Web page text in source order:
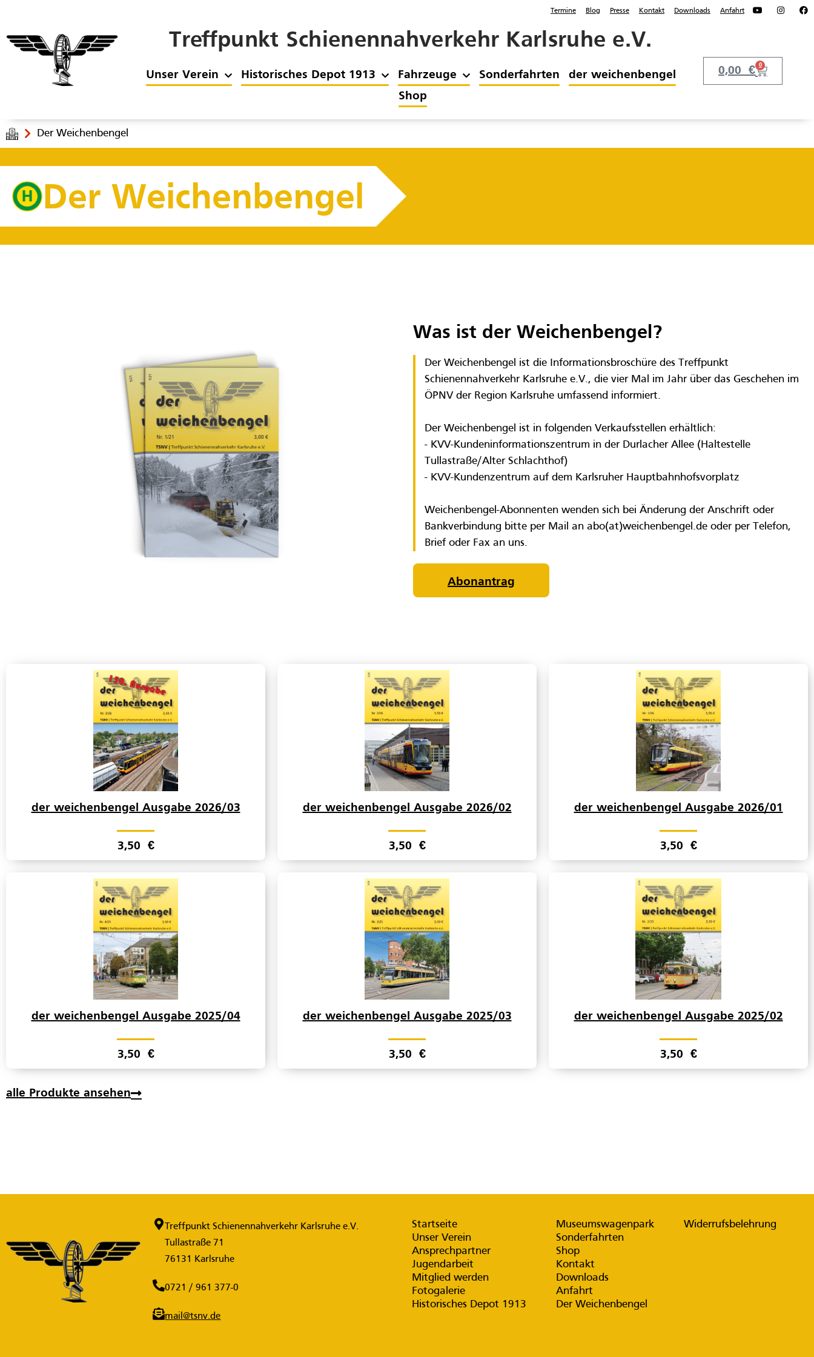
Termine Blog Presse Kontakt Downloads Anfahrt
Treffpunkt Schienennahverkehr Karlsruhe e.V.
Unser Verein Historisches Depot 1913 Fahrzeuge Sonderfahrten
der weichenbengel
Shop
0,00€
0
Der Weichenbengel
Der Weichenbengel
Was ist der Weichenbengel?
Der Weichenbengel ist die Informationsbroschüre des Treffpunkt
Schienennahverkehr Karlsruhe e.V., die vier Mal im Jahr über das Geschehen im
ÖPNV der Region Karlsruhe umfassend informiert.
Der Weichenbengel ist in folgenden Verkaufsstellen erhältlich:
- KVV-Kundeninformationszentrum in der Durlacher Allee (Haltestelle
Tullastraße/Alter Schlachthof)
- KVV-Kundenzentrum auf dem Karlsruher Hauptbahnhofsvorplatz
Weichenbengel-Abonnenten wenden sich bei Änderung der Anschrift oder
Bankverbindung bitte per Mail an abo(at)weichenbengel.de oder per Telefon,
Brief oder Fax an uns.
Abonantrag
der weichenbengel Ausgabe 2026/03
3,50 €
der weichenbengel Ausgabe 2026/02
3,50 €
der weichenbengel Ausgabe 2026/01
3,50 €
der weichenbengel Ausgabe 2025/04
3,50 €
der weichenbengel Ausgabe 2025/03
3,50 €
der weichenbengel Ausgabe 2025/02
3,50 €
alle Produkte ansehen
Treffpunkt Schienennahverkehr Karlsruhe e.V.
Tullastraße 71
76131 Karlsruhe
0721 / 961 377-0
mail@tsnv.de
Startseite
Unser Verein
Ansprechpartner
Jugendarbeit
Mitglied werden
Fotogalerie
Historisches Depot 1913
Museumswagenpark
Sonderfahrten
Shop
Kontakt
Downloads
Anfahrt
Der Weichenbengel
Widerrufsbelehrung